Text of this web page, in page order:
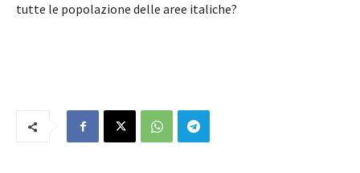
tutte le popolazione delle aree italiche?